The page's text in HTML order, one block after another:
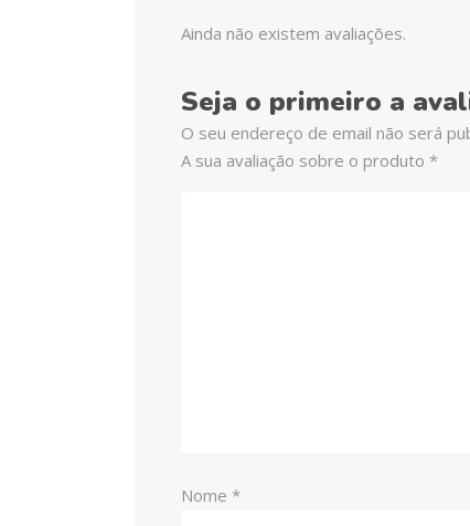
Ainda não existem avaliações.
Seja o primeiro a
O seu endereço de email não será
A sua avaliação sobre o produto *
Nome *